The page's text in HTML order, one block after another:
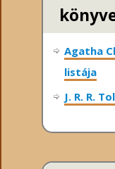
Agatha
listája
J. R. R.